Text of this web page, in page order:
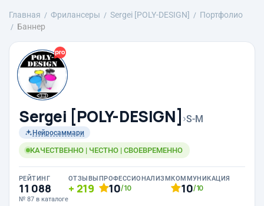
Главная Фрилансеры Sergei [POLY-DESIGN]
Портфолио
Баннер
Sergei [POLY-DESIGN] ›S-M
Нейросаммари
КАЧЕСТВЕННО | ЧЕСТНО | СВОЕВРЕМЕННО
РЕЙТИНГ
11 088
№ 87 в каталоге
ОТЗЫВЫ
219
ПРОФЕССИОНАЛИЗМ
10/10
КОММУНИКАЦИЯ
10/10